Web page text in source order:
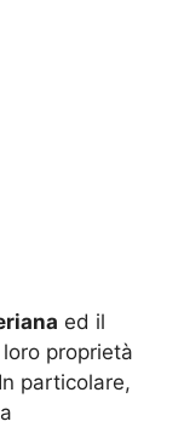
ed il
proprietà
particolare,